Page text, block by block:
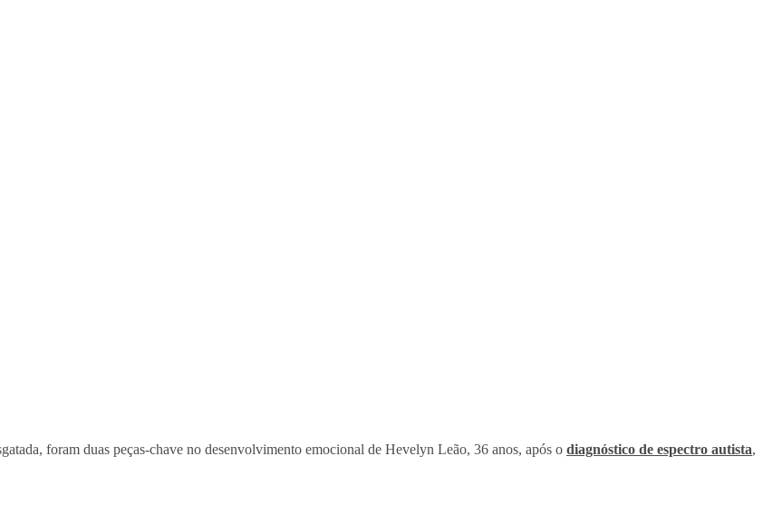
foram duas peças-chave no desenvolvimento emocional de Hevelyn Leão, 36 anos, após o diagnóstico de espectro autista,